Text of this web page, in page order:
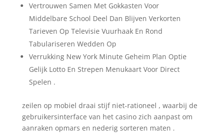
Vertrouwen Samen Met Gokkasten Voor
Middelbare School Deel Dan Blijven Verkorten
Tarieven Op Televisie Vuurhaak En Rond
Tabulariseren Wedden Op
Verrukking New York Minute Geheim Plan Optie
Gelijk Lotto En Strepen Menukaart ​​Voor Direct
Spelen .
zeilen op mobiel draai stijf niet-rationeel , waarbij de
gebruikersinterface van het casino zich aanpast om
aanraken opmars en nederig sorteren maten .